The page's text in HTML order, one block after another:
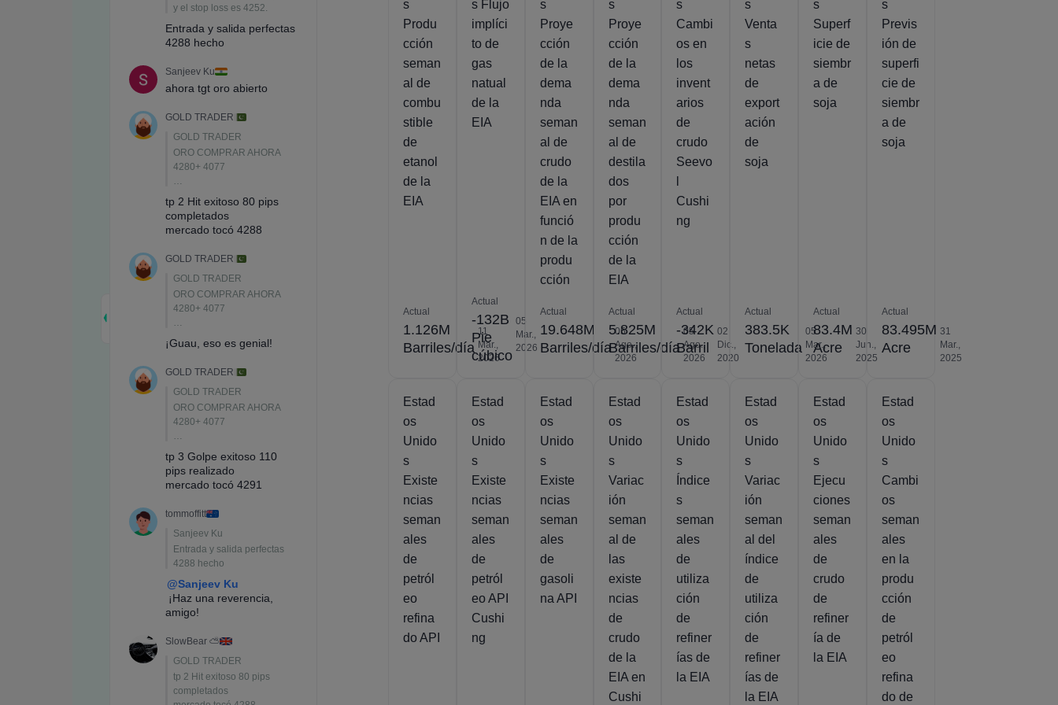
s
Produ
cción
seman
al de
combu
stible
de
etanol
de la
EIA
Actual
1.126M
Barriles/día
11
Mar.,
2026
s Flujo
implíci
to de
gas
natual
de la
EIA
Actual
-132B
Pie
cúbico
05
Mar.,
2026
s
Proye
cción
de la
dema
nda
seman
al de
crudo
de la
EIA en
funció
n de la
produ
cción
Actual
19.648M
Barriles/día
05
Ago.,
2026
s
Proye
cción
de la
dema
nda
seman
al de
destila
dos
por
produ
cción
de la
EIA
Actual
5.825M
Barriles/día
05
Ago.,
2026
s
Cambi
os en
los
invent
arios
de
crudo
Seevo
Cushi
ng
Actual
-342K
Barril
02
Dic.,
2020
s
Venta
s
netas
de
export
ación
de
soja
Actual
383.5K
Tonelada
05
Mar.,
2026
s
Superf
icie de
siembr
a de
soja
Actual
83.4M
Acre
30
Jun.,
2025
s
Previs
ión de
superfi
cie de
siembr
a de
soja
Actual
83.495M
Acre
31
Mar.,
2025
Estad
os
Unido
s
Existe
ncias
seman
ales
de
petról
eo
refina
do API
Estad
os
Unido
s
Existe
ncias
seman
ales
de
petról
eo API
Cushi
ng
Estad
os
Unido
s
Existe
ncias
seman
ales
de
gasoli
na API
Estad
os
Unido
s
Variac
ión
seman
al de
las
existe
ncias
de
crudo
de la
EIA en
Cushi
Estad
os
Unido
s
Índice
s
seman
ales
de
utiliza
ción
de
refiner
ías de
la EIA
Estad
os
Unido
s
Variac
ión
seman
al del
índice
de
utiliza
ción
de
refiner
ías de
la EIA
Estad
os
Unido
s
Ejecu
ciones
seman
ales
de
crudo
de
refiner
ía de
la EIA
Estad
os
Unido
s
Cambi
os
seman
ales
en la
produ
cción
de
petról
eo
refina
do de